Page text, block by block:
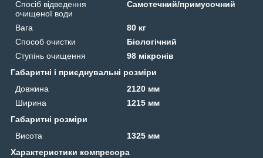
Спосіб відведення
очищеної води
Самотечний/примусочний
Вага
80 кг
Способ очистки
Біологічний
Ступінь очищення
98 мікронів
Габаритні і приєднувальні розміри
Довжина
2120 мм
Ширина
1215 мм
Габаритні розміри
Висота
1325 мм
Характеристики компресора